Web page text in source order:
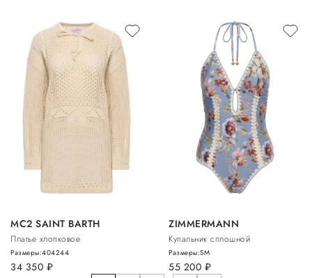
MC2 SAINT BARTH
Платье хлопковое
34 350 руб.
Размеры:404244
ZIMMERMANN
Купальник сплошной
55 200 руб.
Размеры:SM